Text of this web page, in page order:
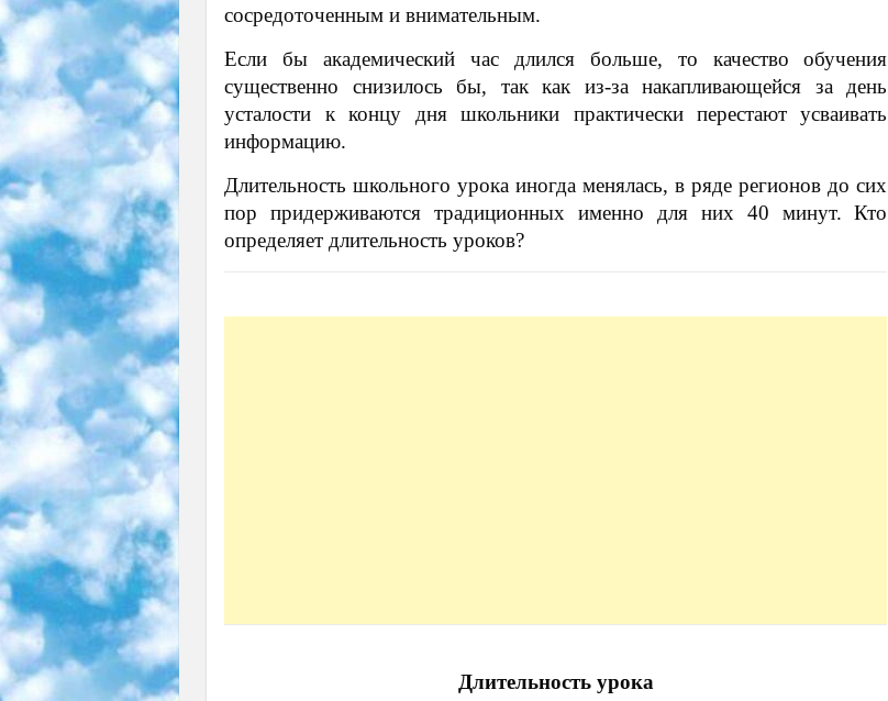
сосредоточенным и внимательным.
Если бы академический час длился больше, то качество обучения
существенно снизилось бы, так как из-за накапливающейся за день
усталости к концу дня школьники практически перестают усваивать
информацию.
Длительность школьного урока иногда менялась, в ряде регионов до сих
пор придерживаются традиционных именно для них 40 минут. Кто
определяет длительность уроков?
Длительность урока